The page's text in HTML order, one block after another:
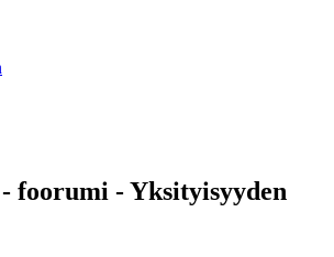
foorumi - Yksityisyyden